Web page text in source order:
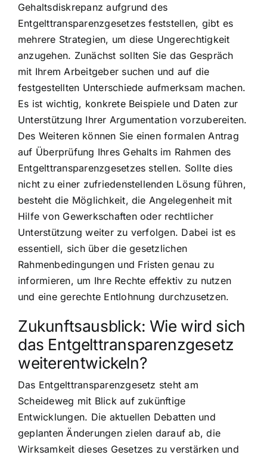
Gehaltsdiskrepanz aufgrund des
Entgelttransparenzgesetzes feststellen, gibt es
mehrere Strategien, um diese Ungerechtigkeit
anzugehen. Zunächst sollten Sie das Gespräch
mit Ihrem Arbeitgeber suchen und auf die
festgestellten Unterschiede aufmerksam machen.
Es ist wichtig, konkrete Beispiele und Daten zur
Unterstützung Ihrer Argumentation vorzubereiten.
Des Weiteren können Sie einen formalen Antrag
auf Überprüfung Ihres Gehalts im Rahmen des
Entgelttransparenzgesetzes stellen. Sollte dies
nicht zu einer zufriedenstellenden Lösung führen,
besteht die Möglichkeit, die Angelegenheit mit
Hilfe von Gewerkschaften oder rechtlicher
Unterstützung weiter zu verfolgen. Dabei ist es
essentiell, sich über die gesetzlichen
Rahmenbedingungen und Fristen genau zu
informieren, um Ihre Rechte effektiv zu nutzen
und eine gerechte Entlohnung durchzusetzen.
Zukunftsausblick: Wie wird sich
das Entgelttransparenzgesetz
weiterentwickeln?
Das Entgelttransparenzgesetz steht am
Scheideweg mit Blick auf zukünftige
Entwicklungen. Die aktuellen Debatten und
geplanten Änderungen zielen darauf ab, die
Wirksamkeit dieses Gesetzes zu verstärken und